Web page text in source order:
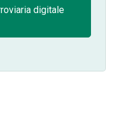
digitale